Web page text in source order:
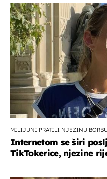
MILIJUNI PRATILI NJEZINU
Internetom se širi
TikTokerice, njezine